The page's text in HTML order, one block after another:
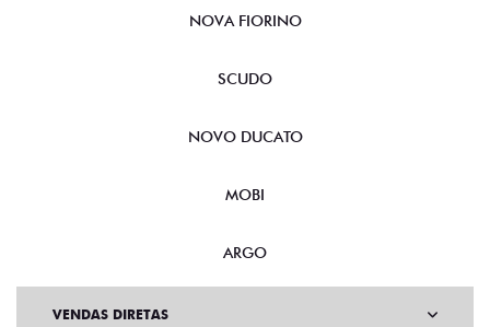
NOVA FIORINO
SCUDO
NOVO DUCATO
MOBI
ARGO
VENDAS DIRETAS